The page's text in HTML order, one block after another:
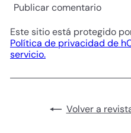
Publicar comentario
Este sitio está protegido
Política de privacidad de
servicio.
Volver a